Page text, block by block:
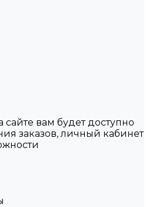
вам будет доступно
заказов, личный кабинет